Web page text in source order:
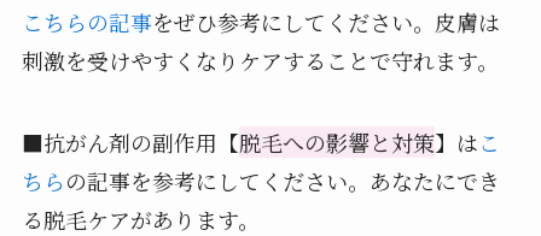
こちらの記事をぜひ参考にしてください。皮膚は
刺激を受けやすくなりケアすることで守れます。
■抗がん剤の副作用【脱毛への影響と対策】はこ
ちらの記事を参考にしてください。あなたにでき
る脱毛ケアがあります。